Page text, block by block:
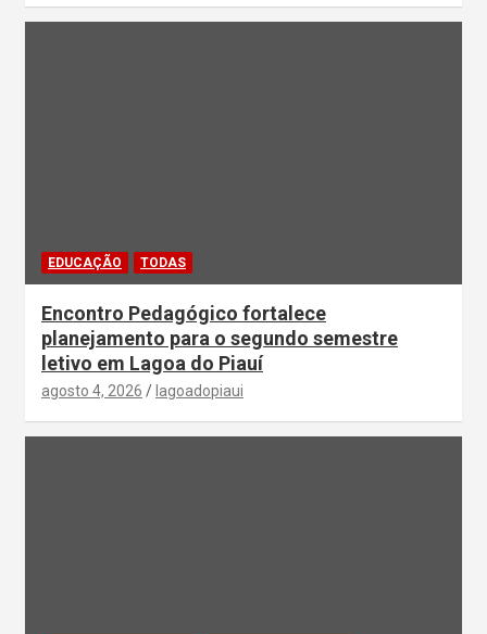
EDUCAÇÃO TODAS
Encontro Pedagógico fortalece
planejamento para o segundo semestre
letivo em Lagoa do Piauí
agosto 4, 2026 lagoadopiaui